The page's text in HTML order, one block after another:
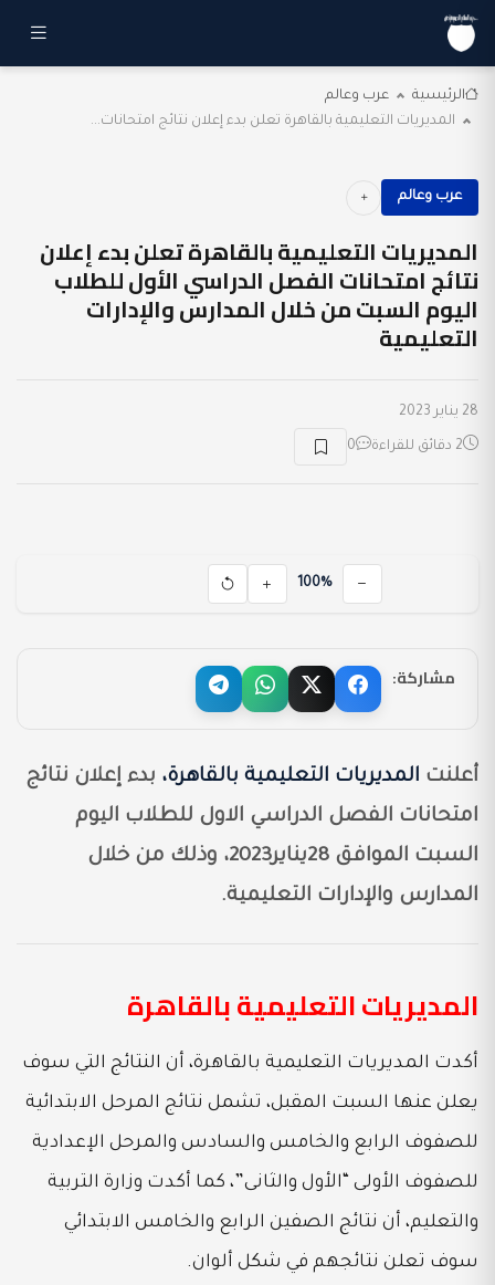
الرئيسية
عرب وعالم
المديريات التعليمية بالقاهرة تعلن بدء إعلان نتائج امتحانات...
عرب وعالم
المديريات التعليمية بالقاهرة تعلن بدء إعلان
نتائج امتحانات الفصل الدراسي الأول للطلاب
اليوم السبت من خلال المدارس والإدارات
التعليمية
28 يناير 2023
2 دقائق للقراءة 0
100%
مشاركة:
أعلنت المديريات التعليمية بالقاهرة، بدء إعلان نتائج
امتحانات الفصل الدراسي الاول للطلاب اليوم
السبت الموافق 28يناير2023، وذلك من خلال
المدارس والإدارات التعليمية.
المديريات التعليمية بالقاهرة
أكدت المديريات التعليمية بالقاهرة، أن النتائج التي سوف
يعلن عنها السبت المقبل، تشمل نتائج المرحل الابتدائية
للصفوف الرابع والخامس والسادس والمرحل الإعدادية
للصفوف الأولى “الأول والثانى”، كما أكدت وزارة التربية
والتعليم، أن نتائج الصفين الرابع والخامس الابتدائي
سوف تعلن نتائجهم في شكل ألوان.